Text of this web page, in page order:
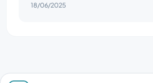
18/06/2025